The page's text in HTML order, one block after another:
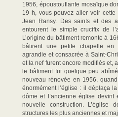
1956, époustouflante mosaïque
19 h, vous pouvez aller voir
Jean Ransy. Des saints et des
entourent le simple crucifix de
L’origine du bâtiment remonte à
bâtirent une petite chapelle en
agrandie et consacrée à Saint-
et la nef furent encore modifiés et,
le bâtiment fut quelque peu
nouveau rénovée en 1956,
énormément l’église : il déplaça
dôme et l’ancienne église
nouvelle construction. L’église
structures les plus anciennes et